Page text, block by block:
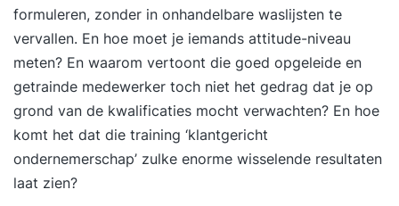
formuleren, zonder in onhandelbare waslijsten te
vervallen. En hoe moet je iemands attitude-niveau
meten? En waarom vertoont die goed opgeleide en
getrainde medewerker toch niet het gedrag dat je op
grond van de kwalificaties mocht verwachten? En hoe
komt het dat die training ‘klantgericht
ondernemerschap’ zulke enorme wisselende resultaten
laat zien?